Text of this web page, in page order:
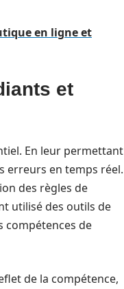
en ligne et
et
En leur permettant
erreurs en temps réel.
des règles de
utilisé des outils de
compétences de
de la compétence,